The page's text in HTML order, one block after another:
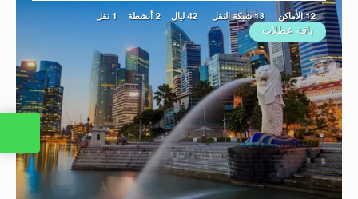
12 الأماكن 13 شبكة النقل 42 ليال 2 أنشطة 1 نقل
باقة عطلات